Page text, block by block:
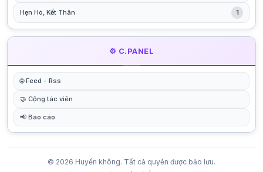
Hẹn Hò, Kết Thân 1
⚙️ C.PANEL
🌐 Feed - Rss
🤝 Cộng tác viên
📢 Báo cáo
© 2026 Huyền không. Tất cả quyền được bảo lưu.